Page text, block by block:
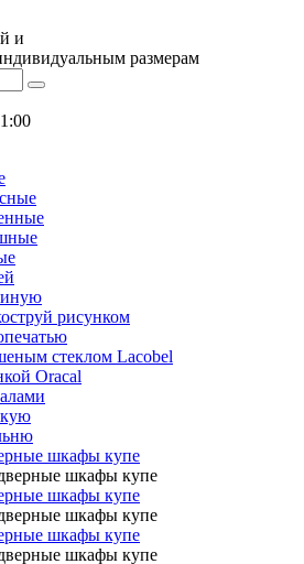
и
размерам
рисунком
стеклом Lacobel
Oracal
шкафы купе
шкафы купе
шкафы купе